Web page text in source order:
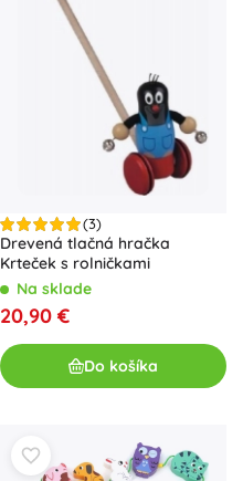
(3)
Drevená tlačná hračka
Krteček s rolničkami
Na sklade
20,90 €
Do košíka